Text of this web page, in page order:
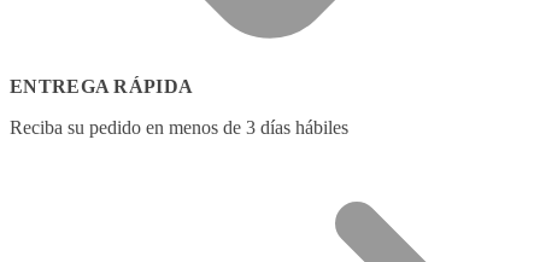
ENTREGA RÁPIDA
Reciba su pedido en menos de 3 días hábiles